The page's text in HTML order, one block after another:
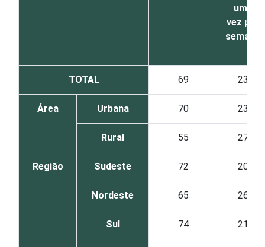
uma
vez por
semana
TOTAL 69 23
Área Urbana 70 23
Rural 55 27
Região Sudeste 72 20
Nordeste 65 26
Sul 74 21